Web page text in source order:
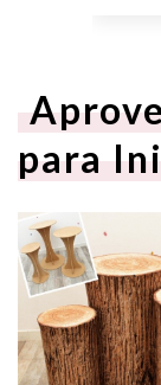
para